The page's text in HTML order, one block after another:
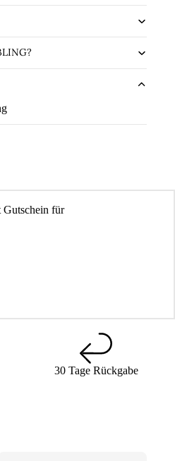
Gutschein für
30 Tage Rückgabe